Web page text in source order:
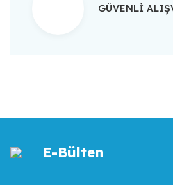
GÜVENLİ
E-Bülten